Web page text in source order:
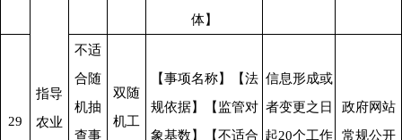
指导
农业
体】
29
不适
合随
机抽
查事
双随
机工
【事项名称】【法
规依据】【监管对
象基数】【不适合
信息形成或
者变更之日
起20个工作
政府网站
常规公开